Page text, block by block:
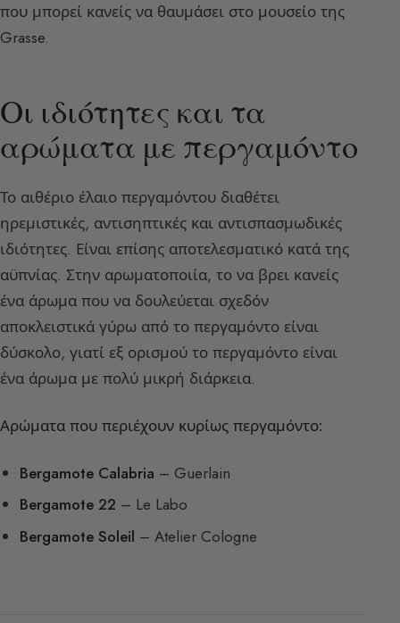
που μπορεί κανείς να θαυμάσει στο μουσείο της
Grasse.
Οι ιδιότητες και τα
αρώματα με περγαμόντο
Το αιθέριο έλαιο περγαμόντου διαθέτει
ηρεμιστικές, αντισηπτικές και αντισπασμωδικές
ιδιότητες. Είναι επίσης αποτελεσματικό κατά της
αϋπνίας. Στην αρωματοποιία, το να βρει κανείς
ένα άρωμα που να δουλεύεται σχεδόν
αποκλειστικά γύρω από το περγαμόντο είναι
δύσκολο, γιατί εξ ορισμού το περγαμόντο είναι
ένα άρωμα με πολύ μικρή διάρκεια.
Αρώματα που περιέχουν κυρίως περγαμόντο:
Bergamote Calabria – Guerlain
Bergamote 22 – Le Labo
Bergamote Soleil – Atelier Cologne